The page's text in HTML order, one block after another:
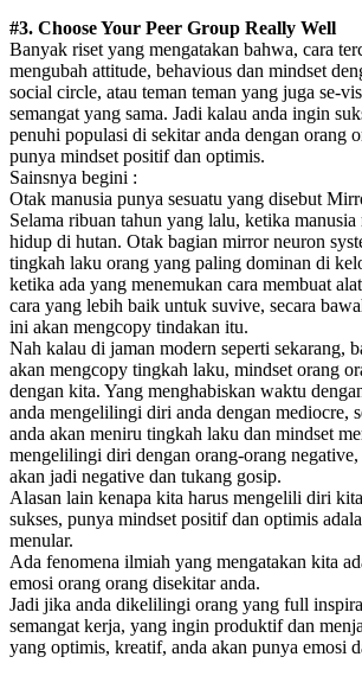
#3. Choose Your Peer Group Really Well
Banyak riset yang mengatakan bahwa, cara
mengubah attitude, behavious dan mindset
social circle, atau teman teman yang juga se-
semangat yang sama. Jadi kalau anda ingin
penuhi populasi di sekitar anda dengan orang
punya mindset positif dan optimis.
Sainsnya begini :
Otak manusia punya sesuatu yang disebut
Selama ribuan tahun yang lalu, ketika
hidup di hutan. Otak bagian mirror neuron
tingkah laku orang yang paling dominan di
ketika ada yang menemukan cara membuat
cara yang lebih baik untuk suvive, secara
ini akan mengcopy tindakan itu.
Nah kalau di jaman modern seperti sekarang,
akan mengcopy tingkah laku, mindset orang
dengan kita. Yang menghabiskan waktu
anda mengelilingi diri anda dengan mediocre,
anda akan meniru tingkah laku dan mindset
mengelilingi diri dengan orang-orang negative,
akan jadi negative dan tukang gosip.
Alasan lain kenapa kita harus mengelili diri
sukses, punya mindset positif dan optimis
menular.
Ada fenomena ilmiah yang mengatakan kita
emosi orang orang disekitar anda.
Jadi jika anda dikelilingi orang yang full
semangat kerja, yang ingin produktif dan
yang optimis, kreatif, anda akan punya emosi